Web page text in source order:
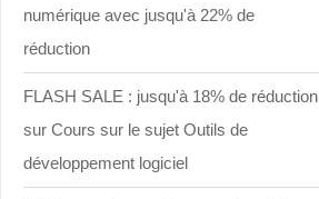
numérique avec jusqu'à 22% de
réduction
FLASH SALE : jusqu'à 18% de réduction
sur Cours sur le sujet Outils de
développement logiciel